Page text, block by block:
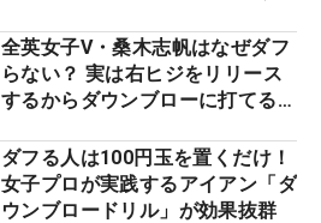
全英女子V・桑木志帆はなぜダフ
らない？ 実は右ヒジをリリース
するからダウンブローに打てる #
ダフる人は100円玉を置くだけ！
女子プロが実践するアイアン「ダ
ウンブロードリル」が効果抜群